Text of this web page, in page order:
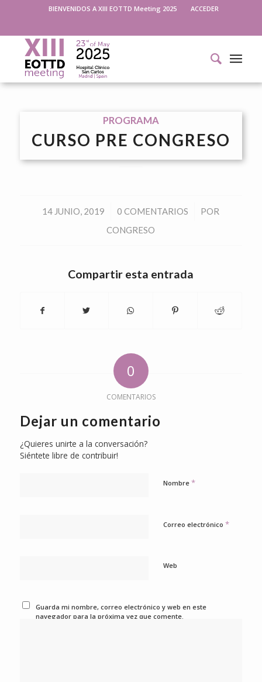
BIENVENIDOS A XIII EOTTD Meeting 2025 ACCEDER
PROGRAMA
CURSO PRE CONGRESO
14 JUNIO, 2019
/ 0 COMENTARIOS
/
POR
CONGRESO
Compartir esta entrada
0
COMENTARIOS
Dejar un comentario
¿Quieres unirte a la conversación?
Siéntete libre de contribuir!
Nombre *
Correo electrónico *
Web
Guarda mi nombre, correo electrónico y web en este
navegador para la próxima vez que comente.